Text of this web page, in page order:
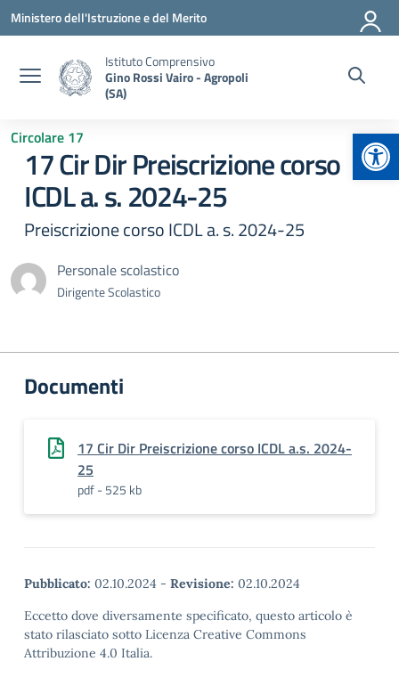
Vai ai contenuti
Vai al menu di navigazione
Vai al footer
Ministero dell'Istruzione e del Merito
Istituto Comprensivo
Gino Rossi Vairo - Agropoli
(SA)
Circolare 17
17 Cir Dir Preiscrizione corso
ICDL a. s. 2024-25
Preiscrizione corso ICDL a. s. 2024-25
Personale scolastico
Dirigente Scolastico
Documenti
17 Cir Dir Preiscrizione corso ICDL a.s. 2024-
25
pdf - 525 kb
Pubblicato: 02.10.2024 - Revisione: 02.10.2024
Eccetto dove diversamente specificato, questo articolo è
stato rilasciato sotto Licenza Creative Commons
Attribuzione 4.0 Italia.